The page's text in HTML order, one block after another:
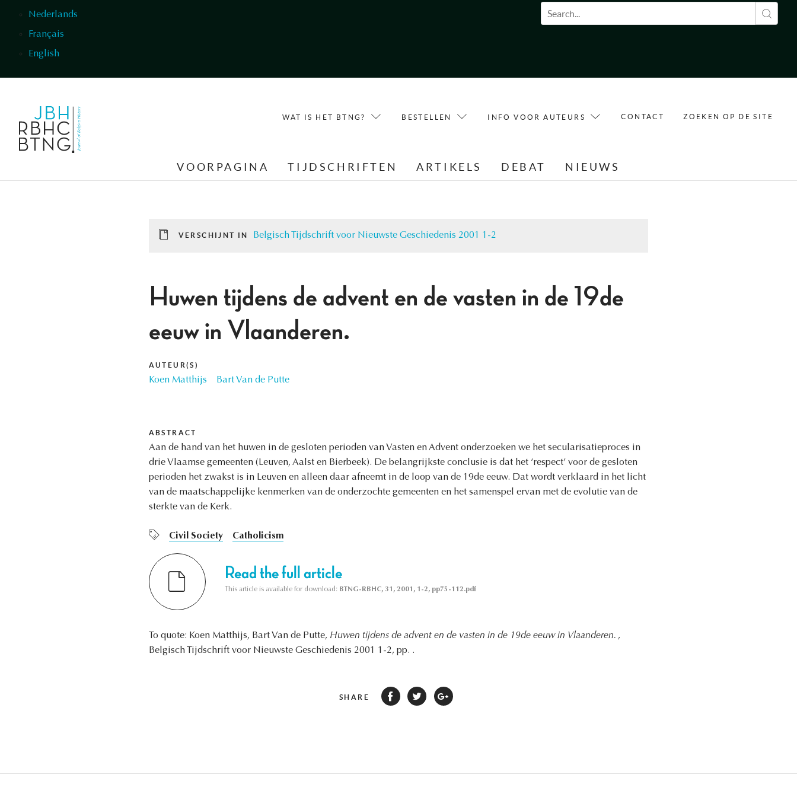
Nederlands
Français
English
Zoekveld
WAT IS HET BTNG? BESTELLEN INFO VOOR AUTEURS CONTACT ZOEKEN OP DE SITE
VOORPAGINA TIJDSCHRIFTEN ARTIKELS DEBAT NIEUWS
VERSCHIJNT IN Belgisch Tijdschrift voor Nieuwste Geschiedenis 2001 1-2
Huwen tijdens de advent en de vasten in de 19de
eeuw in Vlaanderen.
AUTEUR(S)
Koen Matthijs Bart Van de Putte
ABSTRACT
Aan de hand van het huwen in de gesloten perioden van Vasten en Advent onderzoeken we het secularisatieproces in
drie Vlaamse gemeenten (Leuven, Aalst en Bierbeek). De belangrijkste conclusie is dat het ‘respect’ voor de gesloten
perioden het zwakst is in Leuven en alleen daar afneemt in de loop van de 19de eeuw. Dat wordt verklaard in het licht
van de maatschappelijke kenmerken van de onderzochte gemeenten en het samenspel ervan met de evolutie van de
sterkte van de Kerk.
Civil Society Catholicism
Read the full article
This article is available for download: BTNG-RBHC, 31, 2001, 1-2, pp75-112.pdf
To quote: Koen Matthijs, Bart Van de Putte, Huwen tijdens de advent en de vasten in de 19de eeuw in Vlaanderen. ,
Belgisch Tijdschrift voor Nieuwste Geschiedenis 2001 1-2, pp. .
SHARE